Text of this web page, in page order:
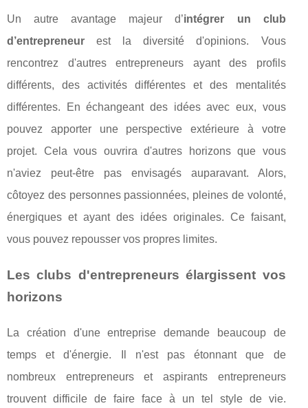
Un autre avantage majeur d’intégrer un club
d’entrepreneur est la diversité d'opinions. Vous
rencontrez d'autres entrepreneurs ayant des profils
différents, des activités différentes et des mentalités
différentes. En échangeant des idées avec eux, vous
pouvez apporter une perspective extérieure à votre
projet. Cela vous ouvrira d'autres horizons que vous
n'aviez peut-être pas envisagés auparavant. Alors,
côtoyez des personnes passionnées, pleines de volonté,
énergiques et ayant des idées originales. Ce faisant,
vous pouvez repousser vos propres limites.
Les clubs d'entrepreneurs élargissent vos
horizons
La création d'une entreprise demande beaucoup de
temps et d'énergie. Il n'est pas étonnant que de
nombreux entrepreneurs et aspirants entrepreneurs
trouvent difficile de faire face à un tel style de vie.